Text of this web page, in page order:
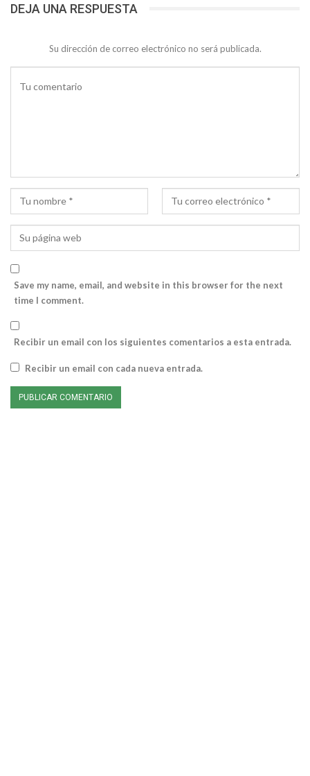
DEJA UNA RESPUESTA
Su dirección de correo electrónico no será publicada.
Save my name, email, and website in this browser for the next
time I comment.
Recibir un email con los siguientes comentarios a esta entrada.
Recibir un email con cada nueva entrada.